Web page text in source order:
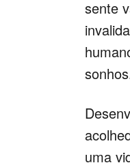
sente
uma